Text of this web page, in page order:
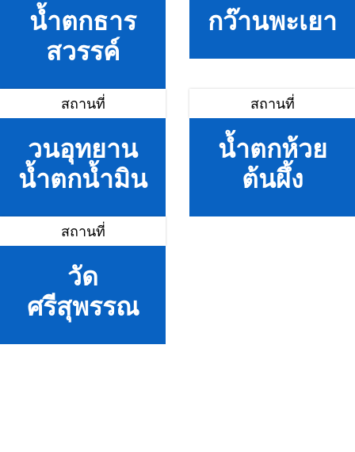
น้ำตกธาร
สวรรค์
กว๊านพะเยา
สถานที่
วนอุทยาน
น้ำตกน้ำมิน
สถานที่
น้ำตกห้วย
ต้นผึ้ง
สถานที่
วัด
ศรีสุพรรณ